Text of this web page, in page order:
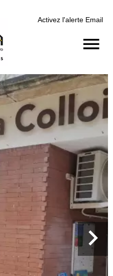
Activez l'alerte Email